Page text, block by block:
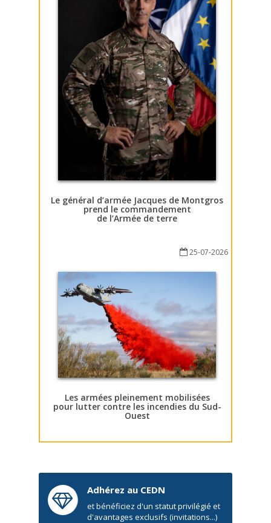
Le général d’armée Jacques de Montgros
prend le commandement
de l’Armée de terre
25-07-2026
Les armées pleinement mobilisées
pour lutter contre les incendies du Sud-
Ouest
Adhérez au CEDN
et bénéficiez d'un statut privilégié et
d'avantages exclusifs (invitations...)